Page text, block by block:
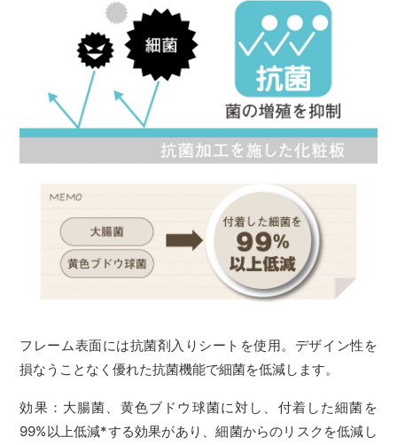
フレーム表面には抗菌剤入りシートを使用。デザイン性を
損なうことなく優れた抗菌機能で細菌を低減します。
効果：大腸菌、黄色ブドウ球菌に対し、付着した細菌を
99%以上低減*する効果があり、細菌からのリスクを低減し